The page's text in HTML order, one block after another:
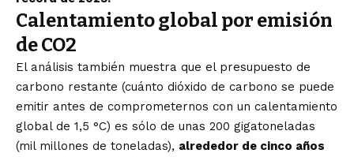
Calentamiento global por emisión
de CO2
El análisis también muestra que el presupuesto de
carbono restante (cuánto dióxido de carbono se puede
emitir antes de comprometernos con un calentamiento
global de 1,5 °C) es sólo de unas 200 gigatoneladas
(mil millones de toneladas), alrededor de cinco años